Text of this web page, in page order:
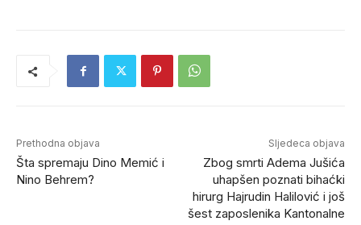
Prethodna objava
​Šta spremaju Dino Memić i
Nino Behrem?
Sljedeca objava
Zbog smrti Adema Jušića
uhapšen poznati bihaćki
hirurg Hajrudin Halilović i još
šest zaposlenika Kantonalne